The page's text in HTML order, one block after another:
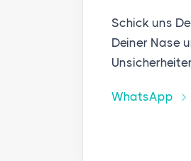
Schick uns
Deiner Nase
WhatsApp